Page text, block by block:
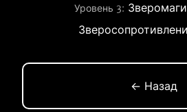
Уровень 3:
← Назад